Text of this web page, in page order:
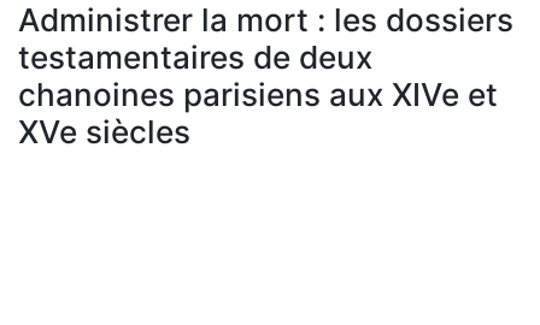
À propos
Administrer la mort : les dossiers
testamentaires de deux
chanoines parisiens aux XIVe et
XVe siècles